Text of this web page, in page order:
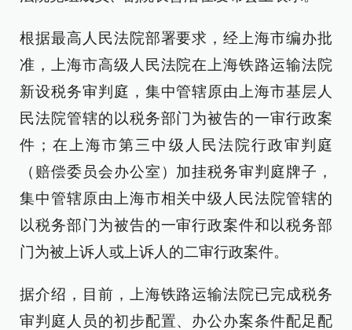
根据最高人民法院部署要求，经上海市编办批
准，上海市高级人民法院在上海铁路运输法院
新设税务审判庭，集中管辖原由上海市基层人
民法院管辖的以税务部门为被告的一审行政案
件；在上海市第三中级人民法院行政审判庭
（赔偿委员会办公室）加挂税务审判庭牌子，
集中管辖原由上海市相关中级人民法院管辖的
以税务部门为被告的一审行政案件和以税务部
门为被上诉人或上诉人的二审行政案件。
据介绍，目前，上海铁路运输法院已完成税务
审判庭人员的初步配置、办公办案条件配足配